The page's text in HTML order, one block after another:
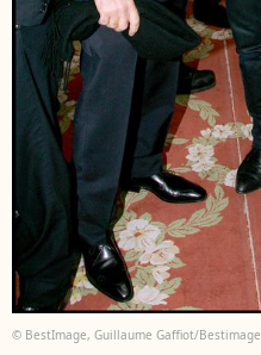
© BestImage, Guillaume Gaffiot/Bestimage